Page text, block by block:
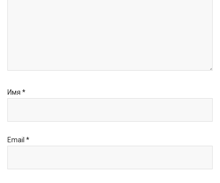
Имя *
Email *